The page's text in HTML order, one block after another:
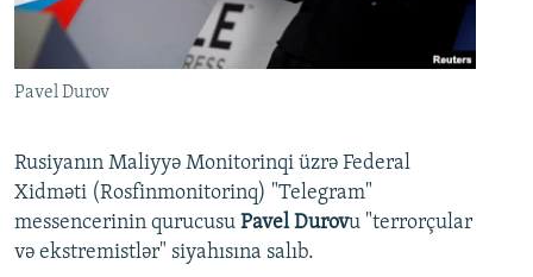
Pavel Durov
Rusiyanın Maliyyə Monitorinqi üzrə Federal
Xidməti (Rosfinmonitorinq) "Telegram"
messencerinin qurucusu Pavel Durovu "terrorçular
və ekstremistlər" siyahısına salıb.